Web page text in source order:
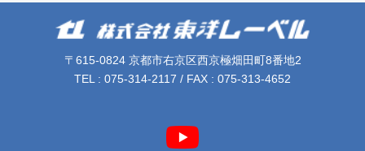
〒615-0824 京都市右京区西京極畑田町8番地2
TEL : 075-314-2117 / FAX : 075-313-4652